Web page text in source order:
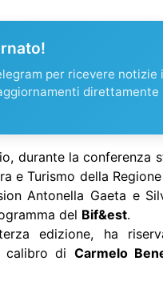
per ricevere notizie
direttamente
durante la conferenza
e Turismo della
Antonella Gaeta e
del Bif&est.
edizione, ha
calibro di Carmelo